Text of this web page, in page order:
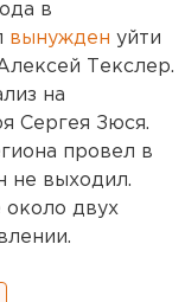
в
вынужден уйти
Текслер.
на
Сергея Зюся.
провел в
не выходил.
около двух